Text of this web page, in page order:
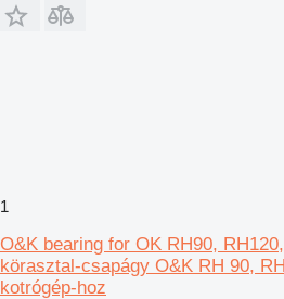
1
O&K bearing for OK RH90,
körasztal-csapágy O&K RH 90,
kotrógép-hoz